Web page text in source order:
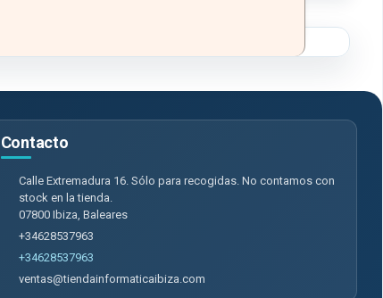
Contacto
Calle Extremadura 16. Sólo para recogidas. No contamos con
stock en la tienda.
07800 Ibiza, Baleares
+34628537963
+34628537963
ventas@tiendainformaticaibiza.com